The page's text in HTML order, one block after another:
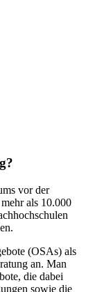
vor der
als 10.000
(OSAs) als
an. Man
die dabei
sowie die